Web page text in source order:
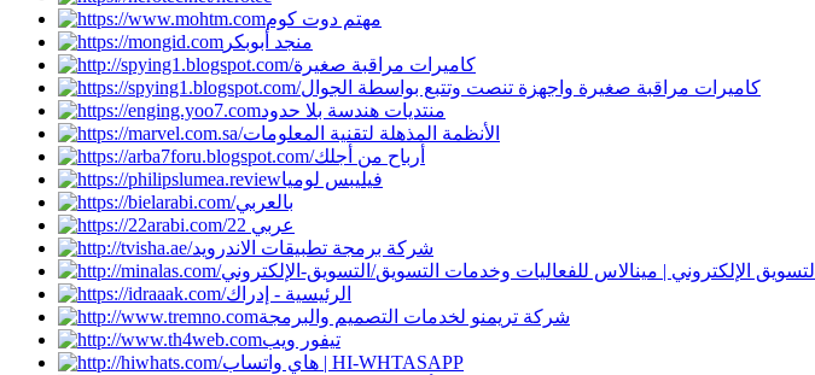
مهتم دوت كوم
منجد أبوبكر
كاميرات مراقبة صغيرة
كاميرات مراقبة صغيرة واجهزة تنصت وتتبع بواسطة الجوال
منتديات هندسة بلا حدود
الأنظمة المذهلة لتقنية المعلومات
أرباح من أجلك
فيليبس لوميا
بالعربي
22 عربي
شركة برمجة تطبيقات الاندرويد
التسويق الإلكتروني | مينالاس للفعاليات وخدمات التسويق
الرئيسية - إدراك
شركة تريمنو لخدمات التصميم والبرمجة
تيفور ويب
هاي واتساب | HI-WHTASAPP